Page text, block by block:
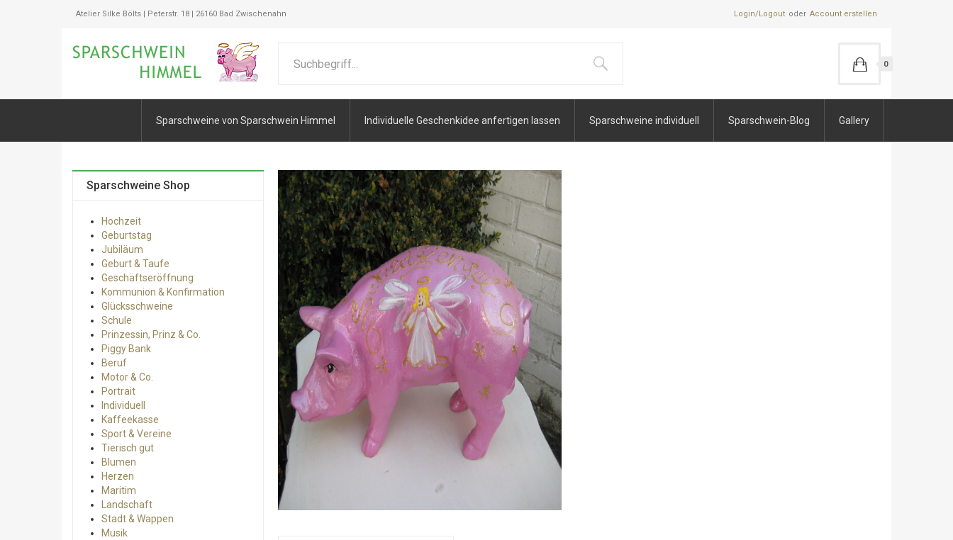
Atelier Silke Bölts | Peterstr. 18 | 26160 Bad Zwischenahn Login/Logout Account erstellen
0
Sparschweine von Sparschwein Himmel Individuelle Geschenkidee anfertigen lassen Sparschweine individuell Sparschwein-Blog Gallery
Sparschweine Shop
Hochzeit
Geburtstag
Jubiläum
Geburt & Taufe
Geschäftseröffnung
Kommunion & Konfirmation
Glücksschweine
Schule
Prinzessin, Prinz & Co.
Piggy Bank
Beruf
Motor & Co.
Portrait
Individuell
Kaffeekasse
Sport & Vereine
Tierisch gut
Blumen
Herzen
Maritim
Landschaft
Stadt & Wappen
Musik